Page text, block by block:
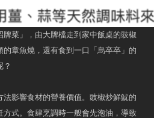
菜」，由大牌檔走到家中飯桌的豉椒
章魚燒，還有食到一口「烏卒卒」的
？
影響食材的營養價值。豉椒炒鮮魷的
式。食肆烹調時一般會先泡油，導致